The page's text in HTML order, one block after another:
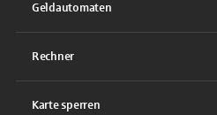
Geldautomaten
Rechner
Karte sperren